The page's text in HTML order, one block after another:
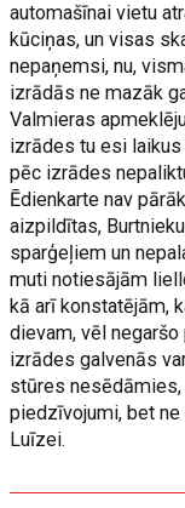
automašīnai vietu
kūciņas, un visas
nepaņemsi, nu,
izrādās ne mazāk
Valmieras
izrādes tu esi
pēc izrādes
Ēdienkarte nav
aizpildītas,
sparģeļiem un
muti notiesājām
kā arī konstatējām,
dievam, vēl
izrādes galvenās
stūres nesēdāmies,
piedzīvojumi, bet
Luīzei.